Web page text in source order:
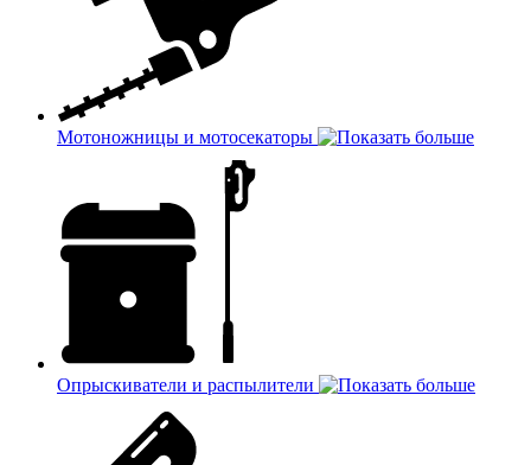
Мотоножницы и мотосекаторы
Опрыскиватели и распылители